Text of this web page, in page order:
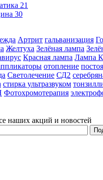
21
30
Артрит гальванизация
Желтуха Зелёная лампа
Красная лампа Лампа
отопление
Светолечение СД2
стирка ультразвуком
Фотохромотерапия
наших акций и новостей